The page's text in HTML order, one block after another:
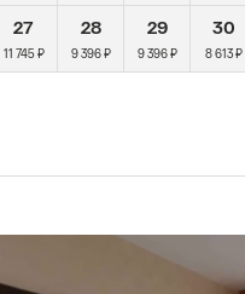
27
11 745 ₽
28
9 396 ₽
29
9 396 ₽
30
8 613 ₽